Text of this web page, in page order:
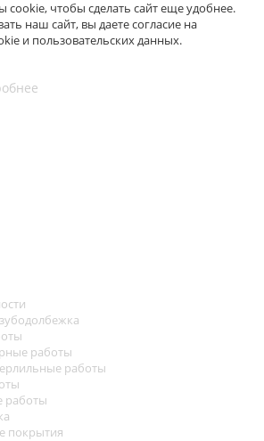
чтобы сделать сайт еще удобнее.
наш сайт, вы даете согласие на
и пользовательских данных.
работы
работы
работы
покрытия